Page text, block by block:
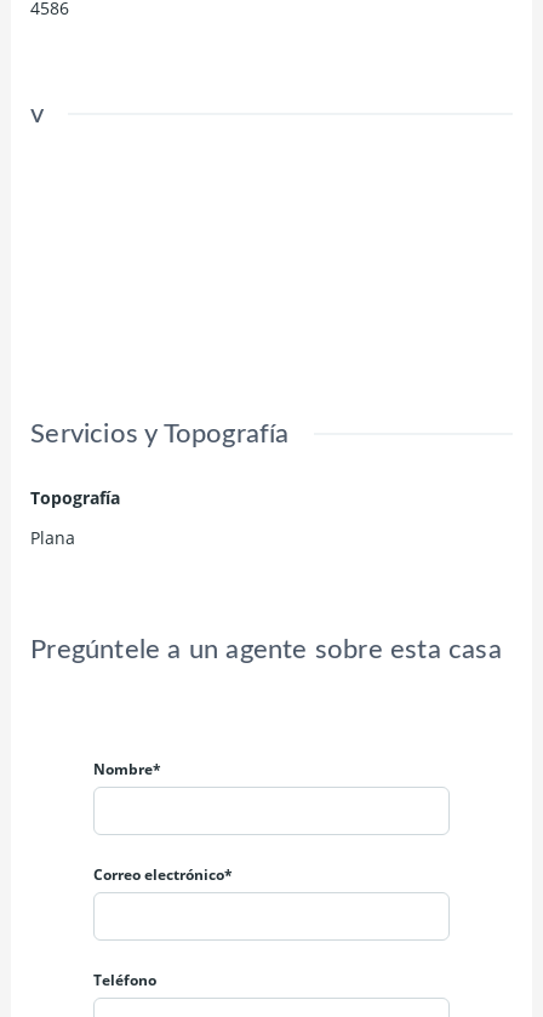
4586
v
Servicios y Topografía
Topografía
Plana
Pregúntele a un agente sobre esta casa
Nombre*
Correo electrónico*
Teléfono